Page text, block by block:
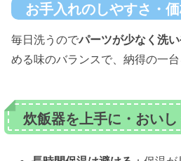
お手入れのしやすさ・
毎日洗うのでパーツが少なく洗
める味のバランスで、納得の一台
炊飯器を上手に・おい